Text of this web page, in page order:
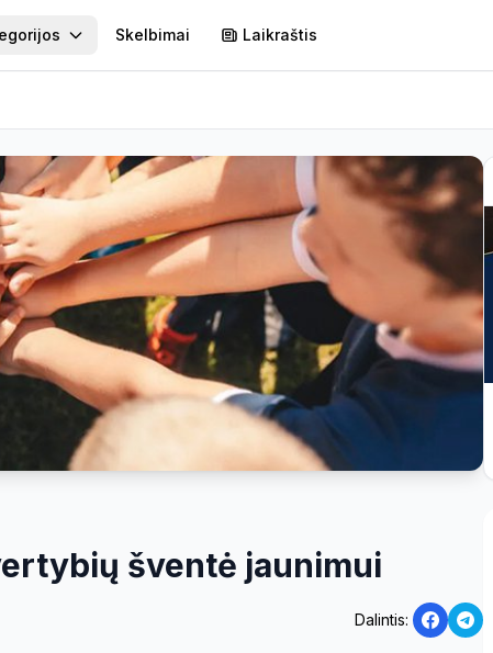
Skelbimai Laikraštis
šventė jaunimui
Dalintis: